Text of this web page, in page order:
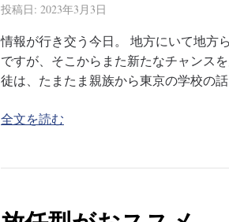
投稿日: 2023年3月3日
情報が行き交う今日。 地方にいて地方
ですが、そこからまた新たなチャンス
徒は、たまたま親族から東京の学校の
全文を読む